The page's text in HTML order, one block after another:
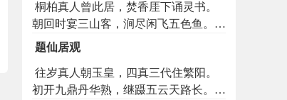
桐柏真人曾此居，焚香厓下诵灵书。
朝回时宴三山客，涧尽闲飞五色鱼。天
柱一峰凝碧玉，神灯千点散红蕖。宝芝
题仙居观
往岁真人朝玉皇，四真三代住繁阳。
初开九鼎丹华熟，继蹑五云天路长。烟